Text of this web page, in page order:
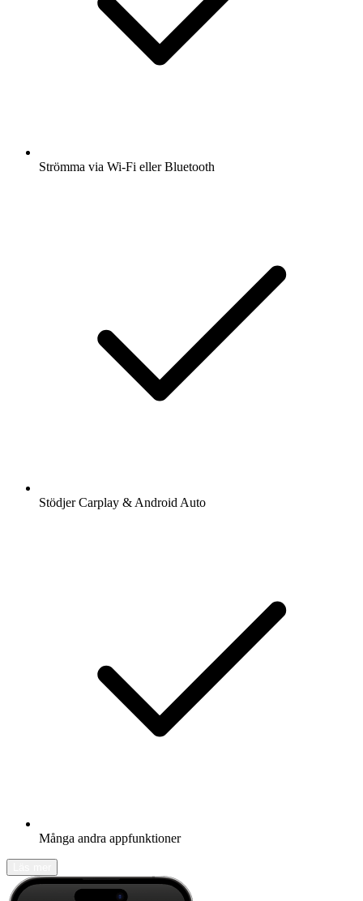
Strömma via Wi-Fi eller Bluetooth
Stödjer Carplay & Android Auto
Många andra appfunktioner